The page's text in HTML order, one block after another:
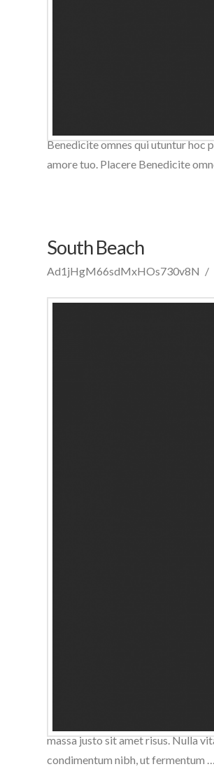
Benedicite omnes qui utuntur hoc
amore tuo. Placere Benedicite
South Beach
Ad1jHgM66sdMxHOs730v8N
massa justo sit amet risus. Nulla
condimentum nibh, ut fermentum …